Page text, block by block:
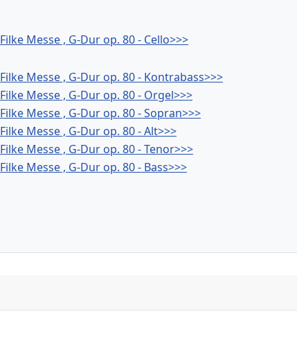
Filke Messe , G-Dur op. 80 - Cello>>>
Filke Messe , G-Dur op. 80 - Kontrabass>>>
Filke Messe , G-Dur op. 80 - Orgel>>>
Filke Messe , G-Dur op. 80 - Sopran>>>
Filke Messe , G-Dur op. 80 - Alt>>>
Filke Messe , G-Dur op. 80 - Tenor>>>
Filke Messe , G-Dur op. 80 - Bass>>>